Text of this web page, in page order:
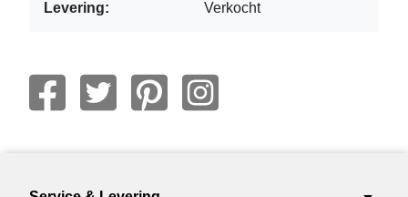
Levering: Verkocht